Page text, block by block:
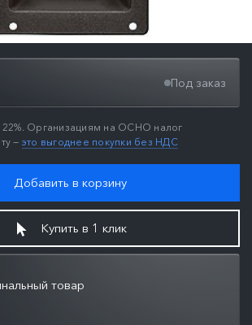
Под заказ
22%. Организациям на ОСНО налог
— это выгоднее покупки без НДС
Добавить в корзину
Купить в 1 клик
товар